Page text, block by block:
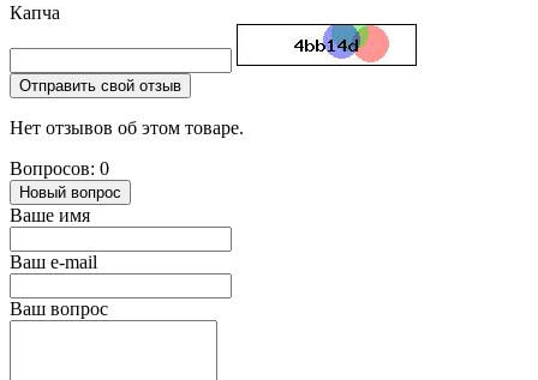
Капча
Отправить свой отзыв
Нет отзывов об этом товаре.
Вопросов: 0
Новый вопрос
Ваше имя
Ваш e-mail
Ваш вопрос